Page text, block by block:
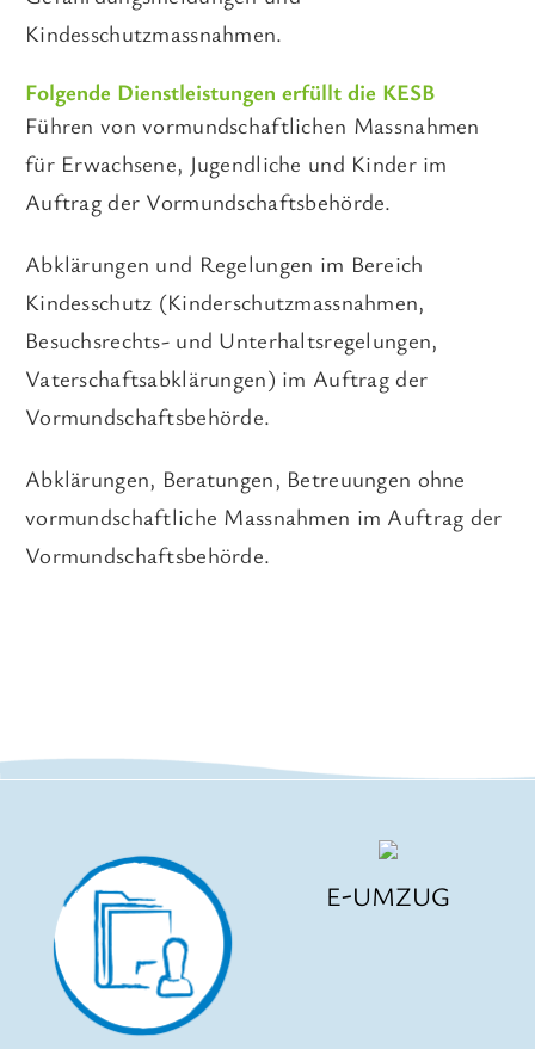
Kindesschutzmassnahmen.
Folgende Dienstleistungen erfüllt die KESB
Führen von vormundschaftlichen Massnahmen
für Erwachsene, Jugendliche und Kinder im
Auftrag der Vormundschaftsbehörde.
Abklärungen und Regelungen im Bereich
Kindesschutz (Kinderschutzmassnahmen,
Besuchsrechts- und Unterhaltsregelungen,
Vaterschaftsabklärungen) im Auftrag der
Vormundschaftsbehörde.
Abklärungen, Beratungen, Betreuungen ohne
vormundschaftliche Massnahmen im Auftrag der
Vormundschaftsbehörde.
E-UMZUG